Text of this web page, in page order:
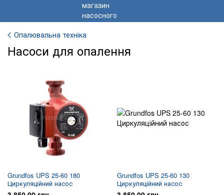
Опалювальна техніка
Насоси для опалення
Grundfos UPS 25-60 180
Циркуляційний насос
Grundfos UPS 25-60 130
Циркуляційний насос